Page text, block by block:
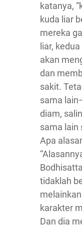
katanya,
kuda liar
mereka
liar,
akan
dan
sakit.
sama
diam,
sama lain
Apa
tidaklah
karakter
Dan dia